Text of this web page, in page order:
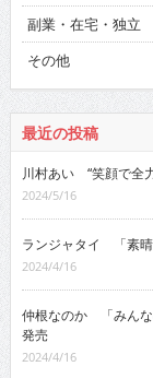
副業・在宅・独立
その他
最近の投稿
川村あい “笑顔で全
2024/5/16
ランジャタイ 「素晴
2024/4/16
仲根なのか 「みんな
発売
2024/4/16